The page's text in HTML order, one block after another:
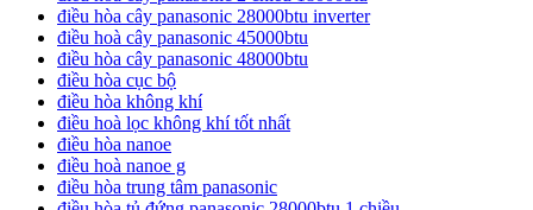
điều hòa cây panasonic 28000btu inverter
điều hoà cây panasonic 45000btu
điều hòa cây panasonic 48000btu
điều hòa cục bộ
điều hòa không khí
điều hoà lọc không khí tốt nhất
điều hòa nanoe
điều hoà nanoe g
điều hòa trung tâm panasonic